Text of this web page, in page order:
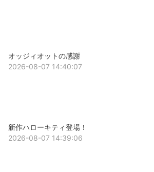
オッジィオットの感謝
2026-08-07 14:40:07
新作ハローキティ登場！
2026-08-07 14:39:06